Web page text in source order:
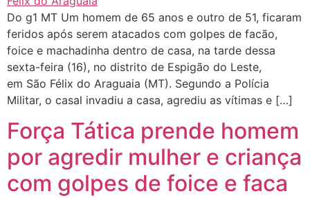
Do g1 MT Um homem de 65 anos e outro de 51, ficaram
feridos após serem atacados com golpes de facão,
foice e machadinha dentro de casa, na tarde dessa
sexta-feira (16), no distrito de Espigão do Leste,
em São Félix do Araguaia (MT). Segundo a Polícia
Militar, o casal invadiu a casa, agrediu as vítimas e […]
Força Tática prende homem
por agredir mulher e criança
com golpes de foice e faca